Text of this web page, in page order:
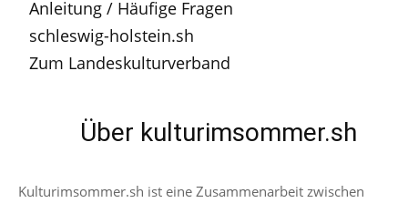
Anleitung / Häufige Fragen
schleswig-holstein.sh
Zum Landeskulturverband
Über kulturimsommer.sh
Kulturimsommer.sh ist eine Zusammenarbeit zwischen